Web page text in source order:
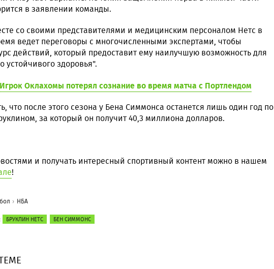
в заявлении команды.
со своими представителями и медицинским персоналом Нетс в
ведет переговоры с многочисленными экспертами, чтобы
действий, который предоставит ему наилучшую возможность для
устойчивого здоровья".
Игрок Оклахомы потерял сознание во время матча с Портлендом
что после этого сезона у Бена Симмонса останется лишь один год по
за который он получит 40,3 миллиона долларов.
и получать интересный спортивный контент можно в нашем
!
НБА
БРУКЛИН НЕТС БЕН СИММОНС